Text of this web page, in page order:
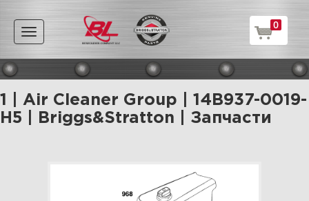
Toggle
navigation
0
1 | Air Cleaner Group | 14B937-0019-
H5 | Briggs&Stratton | Запчасти